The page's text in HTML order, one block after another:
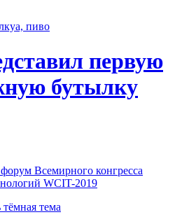
первую
бутылку
Всемирного конгресса
WCIT-2019
тема